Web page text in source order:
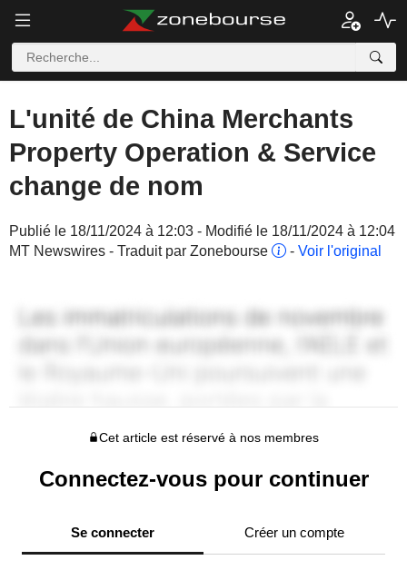
L'unité de China Merchants
Property Operation & Service
change de nom
Publié le 18/11/2024 à 12:03 - Modifié le 18/11/2024 à 12:04
MT Newswires - Traduit par Zonebourse
- Voir l'original
Cet article est réservé à nos membres
Connectez-vous pour continuer
Se connecter Créer un compte